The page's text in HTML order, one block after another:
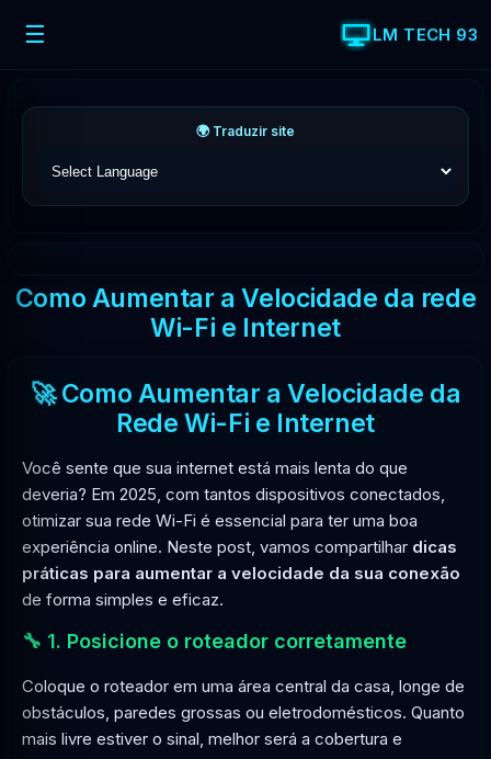
☰ LM TECH 93
🌍 Traduzir site
Como Aumentar a Velocidade da rede
Wi-Fi e Internet
🚀 Como Aumentar a Velocidade da
Rede Wi-Fi e Internet
Você sente que sua internet está mais lenta do que
deveria? Em 2025, com tantos dispositivos conectados,
otimizar sua rede Wi-Fi é essencial para ter uma boa
experiência online. Neste post, vamos compartilhar dicas
práticas para aumentar a velocidade da sua conexão
de forma simples e eficaz.
🔧 1. Posicione o roteador corretamente
Coloque o roteador em uma área central da casa, longe de
obstáculos, paredes grossas ou eletrodomésticos. Quanto
mais livre estiver o sinal, melhor será a cobertura e